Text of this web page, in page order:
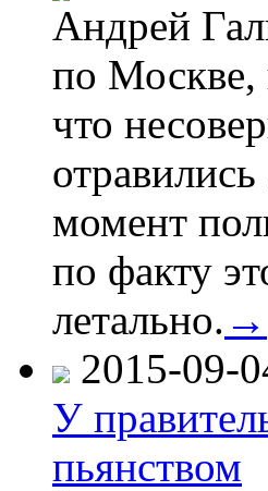
Андрей
по Москве,
что
момент
по факту
летально. →
2015-09-
У
пьянством